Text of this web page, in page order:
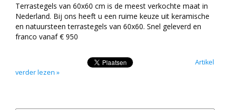
Terrastegels van 60x60 cm is de meest verkochte maat in
Nederland. Bij ons heeft u een ruime keuze uit keramische
en natuursteen terrastegels van 60x60. Snel geleverd en
franco vanaf € 950
Artikel
verder lezen »